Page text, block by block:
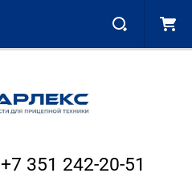
+7 351 242-20-51